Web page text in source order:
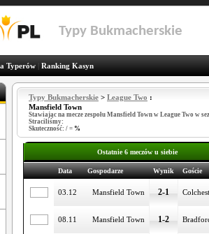
Typy Bukmacherskie
Typerów Ranking Kasyn
Typy Bukmacherskie > League Two :
Mansfield Town
Stawiając na mecze zespołu Mansfield Town w League Two w
Straciliśmy:
Skuteczność: / = %
Ostatnie 6 meczów u siebie
Data Gospodarze Wynik Goście
03.12 Mansfield Town 2-1
08.11 Mansfield Town 1-2